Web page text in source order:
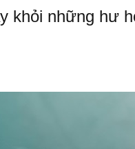
khỏi những hư